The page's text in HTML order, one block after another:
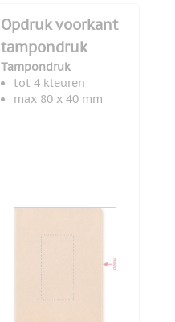
Opdruk voorkant
tampondruk
Tampondruk
tot 4 kleuren
max 80 x 40 mm